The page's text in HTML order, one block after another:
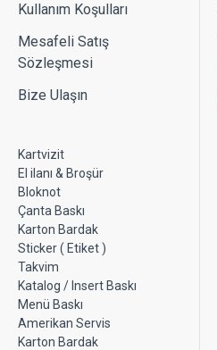
Kullanım Koşulları
Mesafeli Satış
Sözleşmesi
Bize Ulaşın
Kartvizit
El ilanı & Broşür
Bloknot
Çanta Baskı
Karton Bardak
Sticker ( Etiket )
Takvim
Katalog / Insert Baskı
Menü Baskı
Amerikan Servis
Karton Bardak